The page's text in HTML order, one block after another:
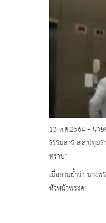
13 ต.ค.2564 - นา
ธรรมสาร ส.ส.ปทุม
ทราบ"
เมื่อถามย้ำว่า นาง
หัวหน้าพรรค"